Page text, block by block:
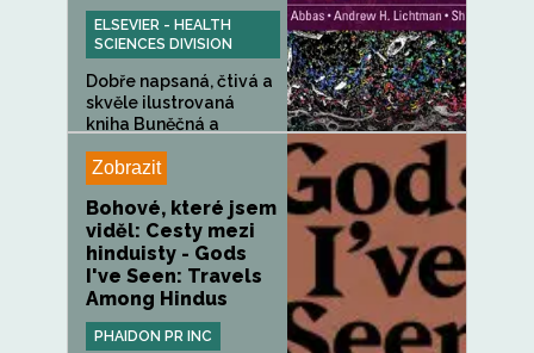
ELSEVIER - HEALTH
SCIENCES DIVISION
Dobře napsaná, čtivá a
skvěle ilustrovaná
kniha Buněčná a
Zobrazit
Bohové, které jsem
viděl: Cesty mezi
hinduisty - Gods
I've Seen: Travels
Among Hindus
PHAIDON PR INC